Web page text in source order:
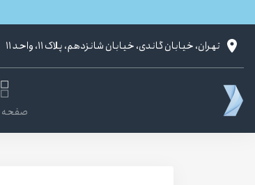
تهران، خیابان گاندی، خیابان شانزدهم، پلاک ۱۱، واحد ۱۱